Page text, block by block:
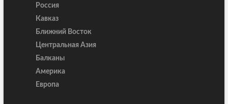
Россия
Кавказ
Ближний Восток
Центральная Азия
Балканы
Америка
Европа